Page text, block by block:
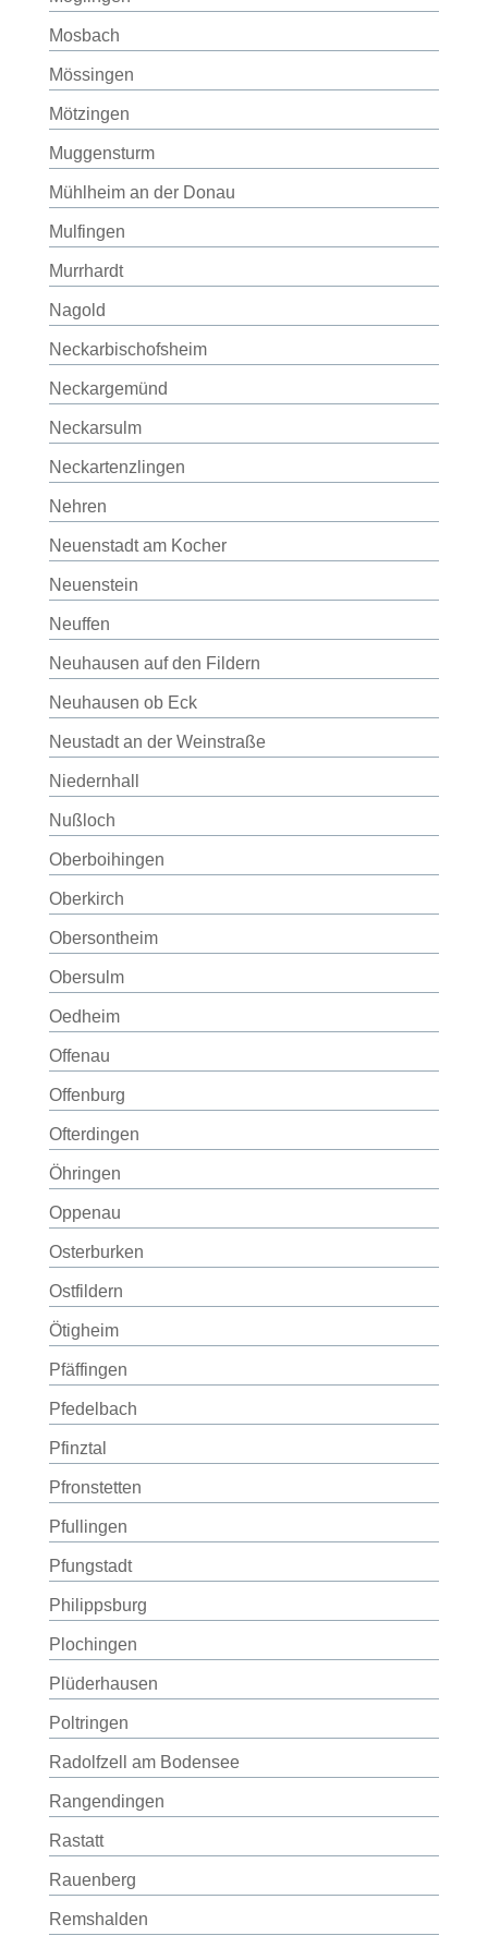
Mosbach
Mössingen
Mötzingen
Muggensturm
Mühlheim an der Donau
Mulfingen
Murrhardt
Nagold
Neckarbischofsheim
Neckargemünd
Neckarsulm
Neckartenzlingen
Nehren
Neuenstadt am Kocher
Neuenstein
Neuffen
Neuhausen auf den Fildern
Neuhausen ob Eck
Neustadt an der Weinstraße
Niedernhall
Nußloch
Oberboihingen
Oberkirch
Obersontheim
Obersulm
Oedheim
Offenau
Offenburg
Ofterdingen
Öhringen
Oppenau
Osterburken
Ostfildern
Ötigheim
Pfäffingen
Pfedelbach
Pfinztal
Pfronstetten
Pfullingen
Pfungstadt
Philippsburg
Plochingen
Plüderhausen
Poltringen
Radolfzell am Bodensee
Rangendingen
Rastatt
Rauenberg
Remshalden